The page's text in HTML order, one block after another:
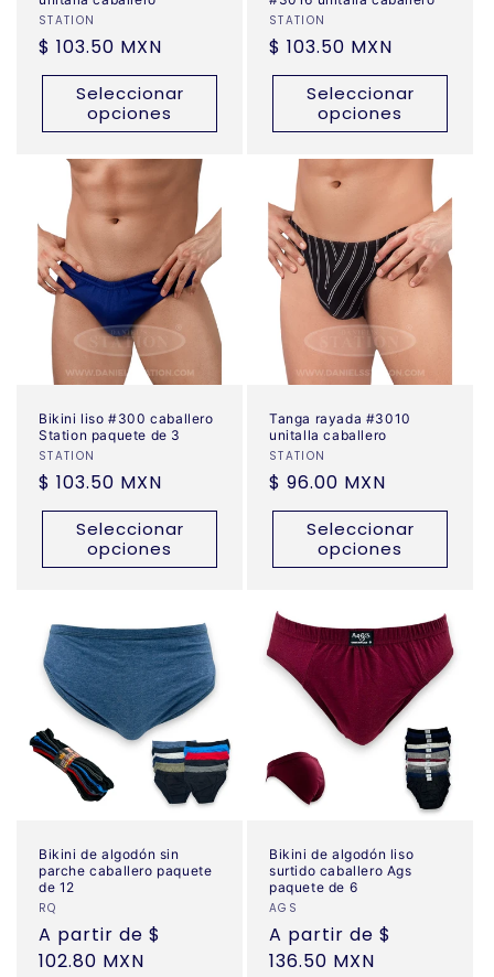
Proveedor:
STATION
Precio
habitual
$ 103.50 MXN
Seleccionar
opciones
Proveedor:
STATION
Precio
habitual
$ 103.50 MXN
Seleccionar
opciones
Bikini liso #300 caballero
Station paquete de 3
Proveedor:
STATION
Precio
habitual
$ 103.50 MXN
Seleccionar
opciones
Tanga rayada #3010
unitalla caballero
Proveedor:
STATION
Precio
habitual
$ 96.00 MXN
Seleccionar
opciones
Bikini de algodón sin
parche caballero paquete
de 12
Proveedor:
RQ
Precio
habitual
A partir de $
102.80 MXN
Bikini de algodón liso
surtido caballero Ags
paquete de 6
Proveedor:
AGS
Precio
habitual
A partir de $
136.50 MXN